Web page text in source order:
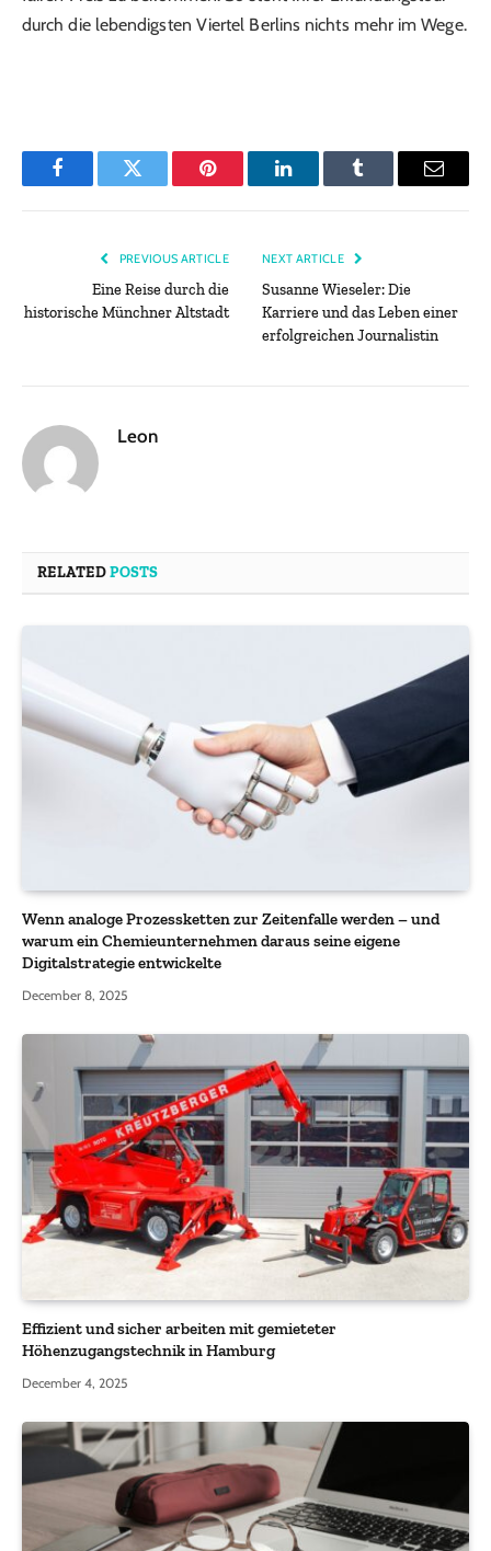
durch die lebendigsten Viertel Berlins nichts mehr im Wege.
FacebookTwitter Pinterest LinkedInTumblr Email
PREVIOUS ARTICLE
Eine Reise durch die
historische Münchner Altstadt
NEXT ARTICLE
Susanne Wieseler: Die
Karriere und das Leben einer
erfolgreichen Journalistin
Leon
RELATEDPOSTS
Wenn analoge Prozessketten zur Zeitenfalle werden – und
warum ein Chemieunternehmen daraus seine eigene
Digitalstrategie entwickelte
December 8, 2025
Effizient und sicher arbeiten mit gemieteter
Höhenzugangstechnik in Hamburg
December 4, 2025